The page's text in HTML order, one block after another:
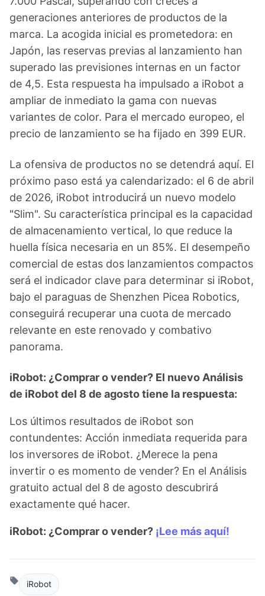
generaciones anteriores de productos de la
marca. La acogida inicial es prometedora: en
Japón, las reservas previas al lanzamiento han
superado las previsiones internas en un factor
de 4,5. Esta respuesta ha impulsado a iRobot a
ampliar de inmediato la gama con nuevas
variantes de color. Para el mercado europeo, el
precio de lanzamiento se ha fijado en 399 EUR.
La ofensiva de productos no se detendrá aquí. El
próximo paso está ya calendarizado: el 6 de abril
de 2026, iRobot introducirá un nuevo modelo
"Slim". Su característica principal es la capacidad
de almacenamiento vertical, lo que reduce la
huella física necesaria en un 85%. El desempeño
comercial de estas dos lanzamientos compactos
será el indicador clave para determinar si iRobot,
bajo el paraguas de Shenzhen Picea Robotics,
conseguirá recuperar una cuota de mercado
relevante en este renovado y combativo
panorama.
iRobot: ¿Comprar o vender? El nuevo Análisis
de iRobot del 8 de agosto tiene la respuesta:
Los últimos resultados de iRobot son
contundentes: Acción inmediata requerida para
los inversores de iRobot. ¿Merece la pena
invertir o es momento de vender? En el Análisis
gratuito actual del 8 de agosto descubrirá
exactamente qué hacer.
iRobot: ¿Comprar o vender? ¡Lee más aquí!
iRobot